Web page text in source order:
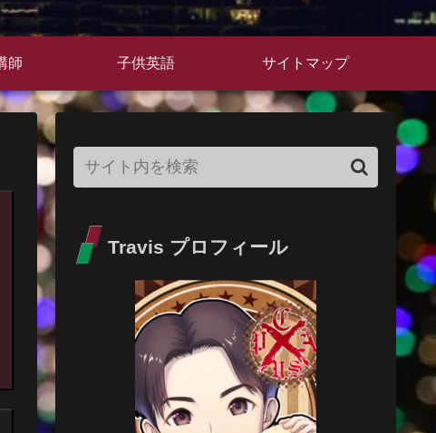
師 子供英語 サイトマップ
Travis プロフィール